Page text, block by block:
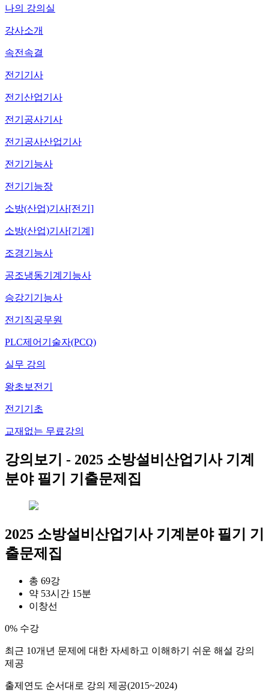
나의 강의실
강사소개
속전속결
전기기사
전기산업기사
전기공사기사
전기공사산업기사
전기기능사
전기기능장
소방(산업)기사[전기]
소방(산업)기사[기계]
조경기능사
공조냉동기계기능사
승강기기능사
전기직공무원
PLC제어기술자(PCQ)
실무 강의
왕초보전기
전기기초
교재없는 무료강의
강의보기 - 2025 소방설비산업기사 기계
분야 필기 기출문제집
2025 소방설비산업기사 기계분야 필기 기
출문제집
총 69강
약 53시간 15분
이창선
0% 수강
최근 10개년 문제에 대한 자세하고 이해하기 쉬운 해설 강의
제공
출제연도 순서대로 강의 제공(2015~2024)